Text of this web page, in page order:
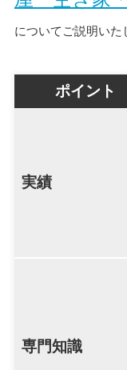
についてご説明いた
ポイント
実績
専門知識